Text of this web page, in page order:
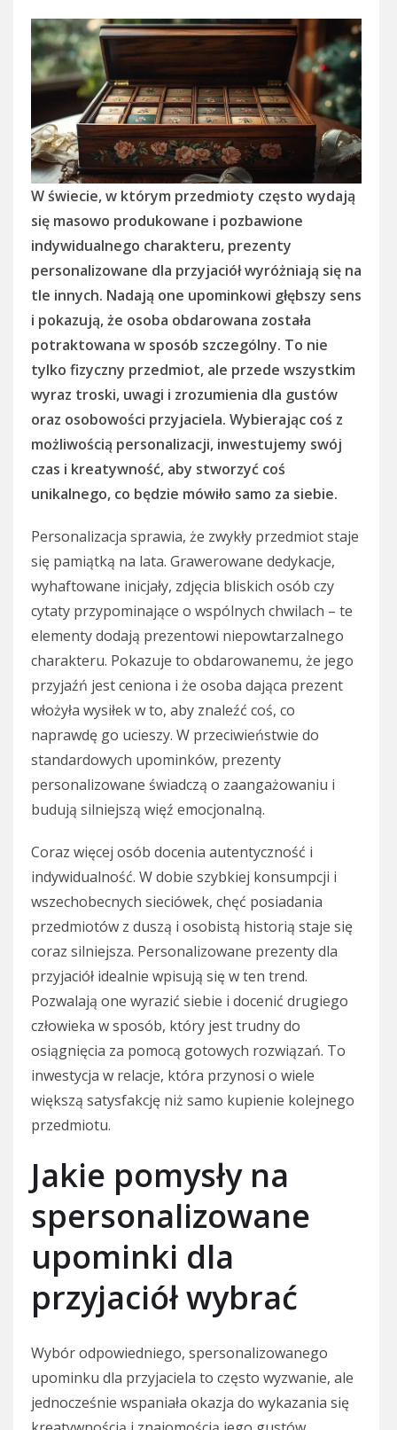
W świecie, w którym przedmioty często wydają
się masowo produkowane i pozbawione
indywidualnego charakteru, prezenty
personalizowane dla przyjaciół wyróżniają się na
tle innych. Nadają one upominkowi głębszy sens
i pokazują, że osoba obdarowana została
potraktowana w sposób szczególny. To nie
tylko fizyczny przedmiot, ale przede wszystkim
wyraz troski, uwagi i zrozumienia dla gustów
oraz osobowości przyjaciela. Wybierając coś z
możliwością personalizacji, inwestujemy swój
czas i kreatywność, aby stworzyć coś
unikalnego, co będzie mówiło samo za siebie.
Personalizacja sprawia, że zwykły przedmiot staje
się pamiątką na lata. Grawerowane dedykacje,
wyhaftowane inicjały, zdjęcia bliskich osób czy
cytaty przypominające o wspólnych chwilach – te
elementy dodają prezentowi niepowtarzalnego
charakteru. Pokazuje to obdarowanemu, że jego
przyjaźń jest ceniona i że osoba dająca prezent
włożyła wysiłek w to, aby znaleźć coś, co
naprawdę go ucieszy. W przeciwieństwie do
standardowych upominków, prezenty
personalizowane świadczą o zaangażowaniu i
budują silniejszą więź emocjonalną.
Coraz więcej osób docenia autentyczność i
indywidualność. W dobie szybkiej konsumpcji i
wszechobecnych sieciówek, chęć posiadania
przedmiotów z duszą i osobistą historią staje się
coraz silniejsza. Personalizowane prezenty dla
przyjaciół idealnie wpisują się w ten trend.
Pozwalają one wyrazić siebie i docenić drugiego
człowieka w sposób, który jest trudny do
osiągnięcia za pomocą gotowych rozwiązań. To
inwestycja w relacje, która przynosi o wiele
większą satysfakcję niż samo kupienie kolejnego
przedmiotu.
Jakie pomysły na
spersonalizowane
upominki dla
przyjaciół wybrać
Wybór odpowiedniego, spersonalizowanego
upominku dla przyjaciela to często wyzwanie, ale
jednocześnie wspaniała okazja do wykazania się